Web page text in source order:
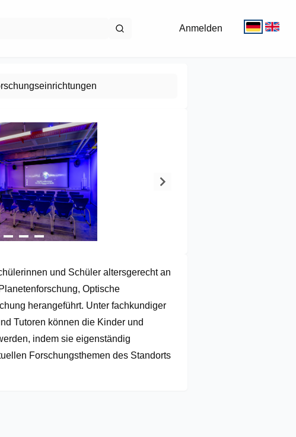
Anmelden
und Schüler altersgerecht an
Optische
herangeführt. Unter fachkundiger
Tutoren können die Kinder und
indem sie eigenständig
Forschungsthemen des Standorts